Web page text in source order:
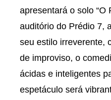
apresentará o solo “O
auditório do Prédio 7,
seu estilo irreverente,
de improviso, o
ácidas e inteligentes
espetáculo será